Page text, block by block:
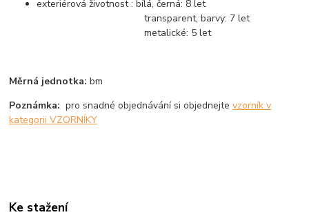
exteriérová životnost : bílá, černá: 8 let
transparent, barvy: 7 let
metalické: 5 let
Měrná jednotka: bm
Poznámka: pro snadné objednávání si objednejtevzorník v
kategorii VZORNÍKY
Ke stažení